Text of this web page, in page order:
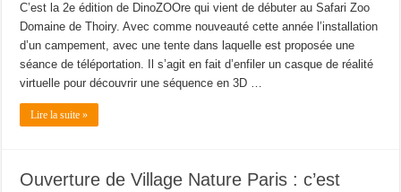
C’est la 2e édition de DinoZOOre qui vient de débuter au Safari Zoo
Domaine de Thoiry. Avec comme nouveauté cette année l’installation
d’un campement, avec une tente dans laquelle est proposée une
séance de téléportation. Il s’agit en fait d’enfiler un casque de réalité
virtuelle pour découvrir une séquence en 3D …
Lire la suite »
Ouverture de Village Nature Paris : c’est